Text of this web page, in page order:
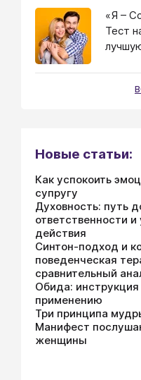
«Я –
Тест
Новые статьи:
Как успокоить
супругу
Духовность: путь
ответственности и
действия
Синтон-подход и
поведенческая
сравнительный
Обида: инструкция
применению
Три принципа
Манифест
женщины